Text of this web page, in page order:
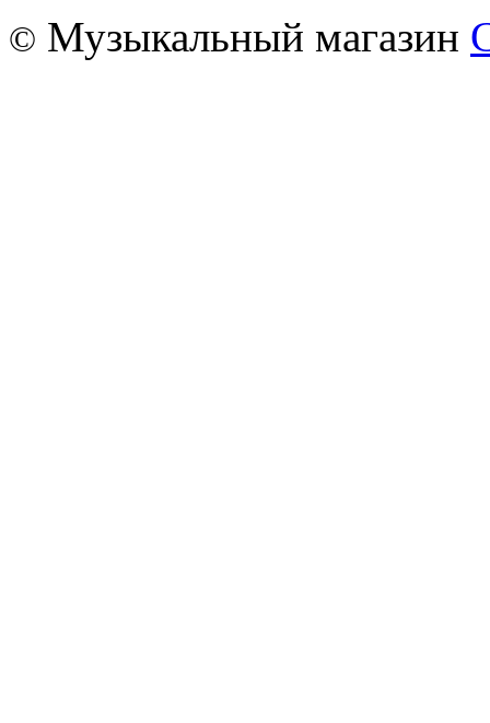
© Музыкальный магазин